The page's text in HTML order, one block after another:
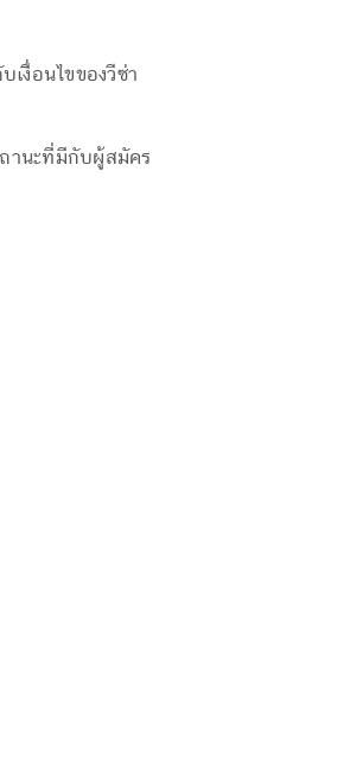
งื่อนไขของวีซ่า
านะที่มีกับผู้สมัคร